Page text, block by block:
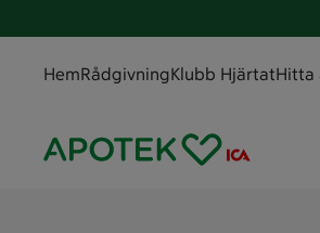
HemRådgivningKlubb HjärtatHitta